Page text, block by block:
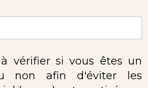
vérifier si vous êtes un
non afin d'éviter les